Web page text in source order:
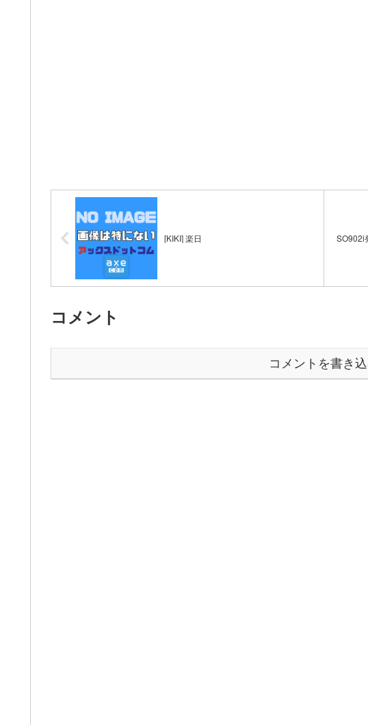
[KIKI] 楽日 SO902i
コメント
コメントを書き